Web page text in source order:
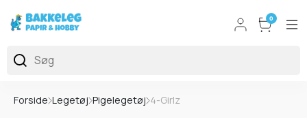
0
Forside Legetøj Pigelegetøj 4-Girlz